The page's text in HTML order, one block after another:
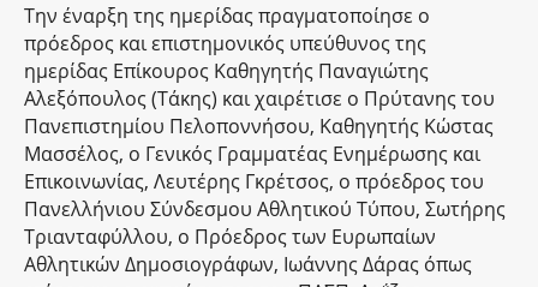
Την έναρξη της ημερίδας πραγματοποίησε ο
πρόεδρος και επιστημονικός υπεύθυνος της
ημερίδας Επίκουρος Καθηγητής Παναγιώτης
Αλεξόπουλος (Τάκης) και χαιρέτισε ο Πρύτανης του
Πανεπιστημίου Πελοποννήσου, Καθηγητής Κώστας
Μασσέλος, ο Γενικός Γραμματέας Ενημέρωσης και
Επικοινωνίας, Λευτέρης Γκρέτσος, ο πρόεδρος του
Πανελλήνιου Σύνδεσμου Αθλητικού Τύπου, Σωτήρης
Τριανταφύλλου, ο Πρόεδρος των Ευρωπαίων
Αθλητικών Δημοσιογράφων, Ιωάννης Δάρας όπως